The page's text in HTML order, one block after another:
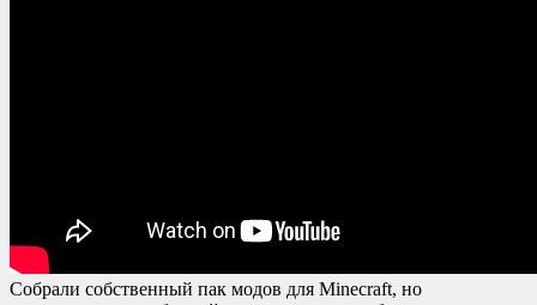
Собрали собственный пак модов для Minecraft, но